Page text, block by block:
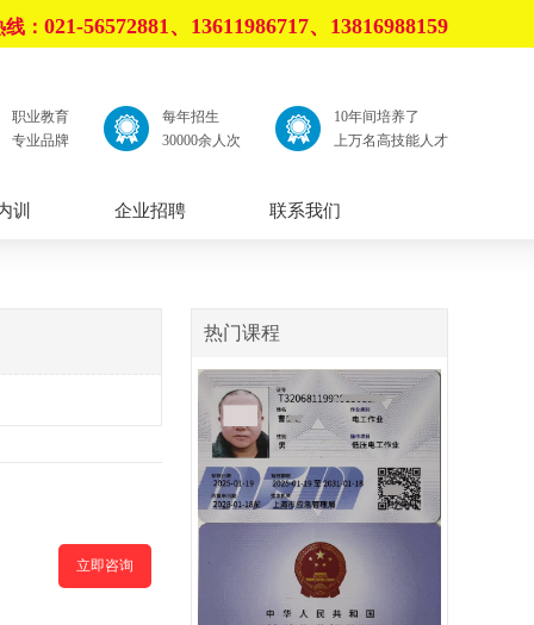
： 021-56572881、13611986717、13816988159
职业教育
专业品牌
每年招生
30000余人次
10年间培养了
上万名高技能人才
训 企业招聘 联系我们
立即咨询
热门课程